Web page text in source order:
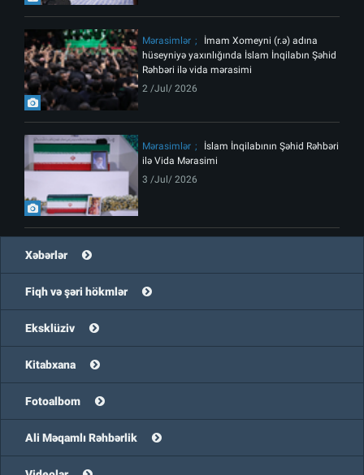
Mərasimlər
İmam Xomeyni (r.ə) adına
hüseyniyə yaxınlığında İslam İnqilabın Şəhid
Rəhbəri ilə vida mərasimi
2 /Jul/ 2026
Mərasimlər
İslam İnqilabının Şəhid Rəhbəri
ilə Vida Mərasimi
3 /Jul/ 2026
Xəbərlər
Fiqh və şəri hökmlər
Eksklüziv
Kitabxana
Fotoalbom
Ali Məqamlı Rəhbərlik